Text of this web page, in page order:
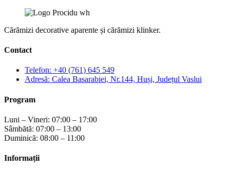
Cărămizi decorative aparente și cărămizi klinker.
Contact
Telefon: +40 (761) 645 549
Adresă: Calea Basarabiei, Nr.144, Huși, Județul Vaslui
Program
Luni – Vineri: 07:00 – 17:00
Sâmbătă: 07:00 – 13:00
Duminică: 08:00 – 11:00
Informații